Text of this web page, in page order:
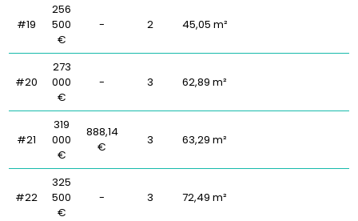
#19
256
500
€
- 2 45,05 m²
#20
273
000
€
- 3 62,89 m²
#21
319
000
€
888,14
€
3 63,29 m²
#22
325
500
€
- 3 72,49 m²